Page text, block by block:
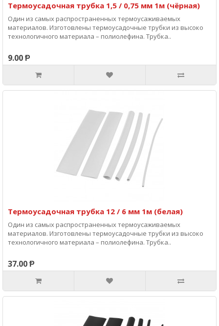
Термоусадочная трубка 1,5 / 0,75 мм 1м (чёрная)
Один из самых распространенных термоусаживаемых
материалов. Изготовлены термоусадочные трубки из высоко
технологичного материала – полиолефина. Трубка..
9.00 Ᵽ
Термоусадочная трубка 12 / 6 мм 1м (белая)
Один из самых распространенных термоусаживаемых
материалов. Изготовлены термоусадочные трубки из высоко
технологичного материала – полиолефина. Трубка..
37.00 Ᵽ